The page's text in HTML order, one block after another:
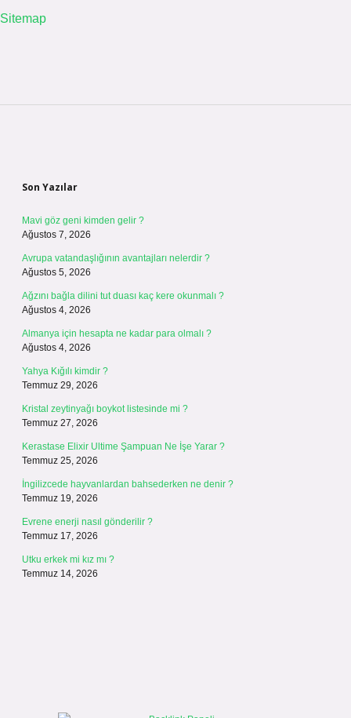
Sitemap
Son Yazılar
Mavi göz geni kimden gelir ?
Ağustos 7, 2026
Avrupa vatandaşlığının avantajları nelerdir ?
Ağustos 5, 2026
Ağzını bağla dilini tut duası kaç kere okunmalı ?
Ağustos 4, 2026
Almanya için hesapta ne kadar para olmalı ?
Ağustos 4, 2026
Yahya Kığılı kimdir ?
Temmuz 29, 2026
Kristal zeytinyağı boykot listesinde mi ?
Temmuz 27, 2026
Kerastase Elixir Ultime Şampuan Ne İşe Yarar ?
Temmuz 25, 2026
İngilizcede hayvanlardan bahsederken ne denir ?
Temmuz 19, 2026
Evrene enerji nasıl gönderilir ?
Temmuz 17, 2026
Utku erkek mi kız mı ?
Temmuz 14, 2026